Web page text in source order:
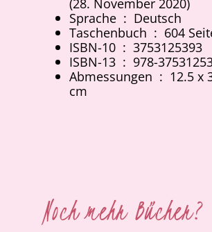
Sprache ‏ : ‎ Deutsch
Taschenbuch ‏ : ‎ 604
ISBN-10 ‏ : ‎ 3753125393
ISBN-13 ‏ : ‎ 978-
Abmessungen ‏ : ‎ 12.5 x
cm
Noch mehr Bücher?